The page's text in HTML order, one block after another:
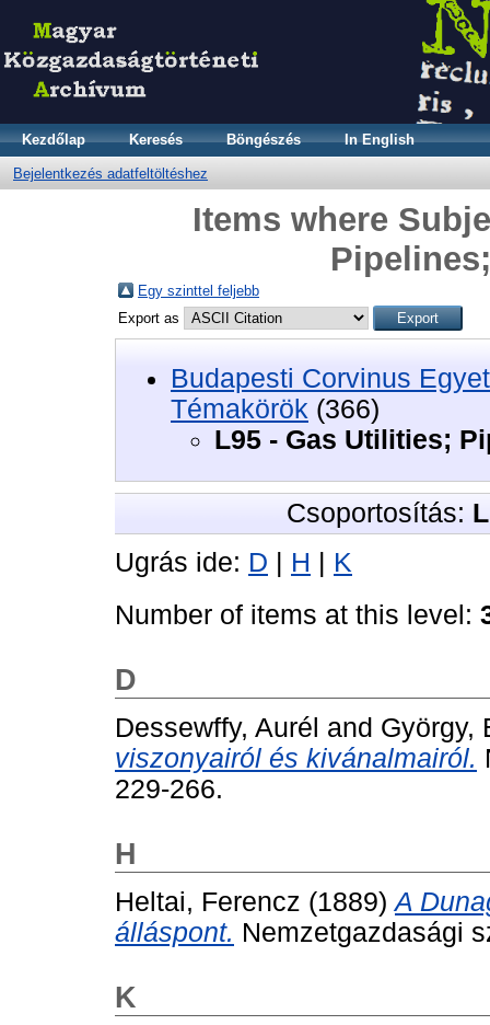
Kezdőlap Keresés Böngészés In English
Bejelentkezés adatfeltöltéshez
Items where
Egy szinttel feljebb
Export as
Budapesti Corvinus
Témakörök (366)
L95 - Gas Utilities;
Csoportosítás:
Ugrás ide: D H
K
Number of items at this level:
D
Dessewffy, Aurél and György,
viszonyairól és kivánalmairól.
229-266.
H
Heltai, Ferencz (1889)A
álláspont. Nemzetgazdasági
K